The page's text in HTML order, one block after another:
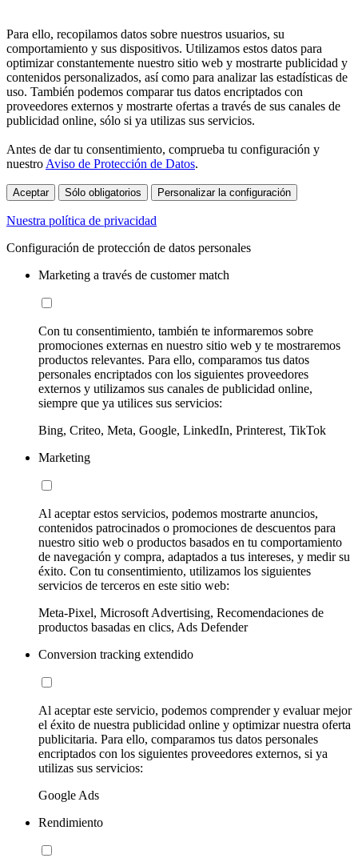
Para ello, recopilamos datos sobre nuestros usuarios, su
comportamiento y sus dispositivos. Utilizamos estos datos para
optimizar constantemente nuestro sitio web y mostrarte publicidad y
contenidos personalizados, así como para analizar las estadísticas de
uso. También podemos comparar tus datos encriptados con
proveedores externos y mostrarte ofertas a través de sus canales de
publicidad online, sólo si ya utilizas sus servicios.
Antes de dar tu consentimiento, comprueba tu configuración y
nuestro Aviso de Protección de Datos.
Aceptar Sólo obligatorios Personalizar la configuración
Nuestra política de privacidad
Configuración de protección de datos personales
Marketing a través de customer match
Con tu consentimiento, también te informaremos sobre
promociones externas en nuestro sitio web y te mostraremos
productos relevantes. Para ello, comparamos tus datos
personales encriptados con los siguientes proveedores
externos y utilizamos sus canales de publicidad online,
siempre que ya utilices sus servicios:
Bing, Criteo, Meta, Google, LinkedIn, Printerest, TikTok
Marketing
Al aceptar estos servicios, podemos mostrarte anuncios,
contenidos patrocinados o promociones de descuentos para
nuestro sitio web o productos basados en tu comportamiento
de navegación y compra, adaptados a tus intereses, y medir su
éxito. Con tu consentimiento, utilizamos los siguientes
servicios de terceros en este sitio web:
Meta-Pixel, Microsoft Advertising, Recomendaciones de
productos basadas en clics, Ads Defender
Conversion tracking extendido
Al aceptar este servicio, podemos comprender y evaluar mejor
el éxito de nuestra publicidad online y optimizar nuestra oferta
publicitaria. Para ello, comparamos tus datos personales
encriptados con los siguientes proveedores externos, si ya
utilizas sus servicios:
Google Ads
Rendimiento